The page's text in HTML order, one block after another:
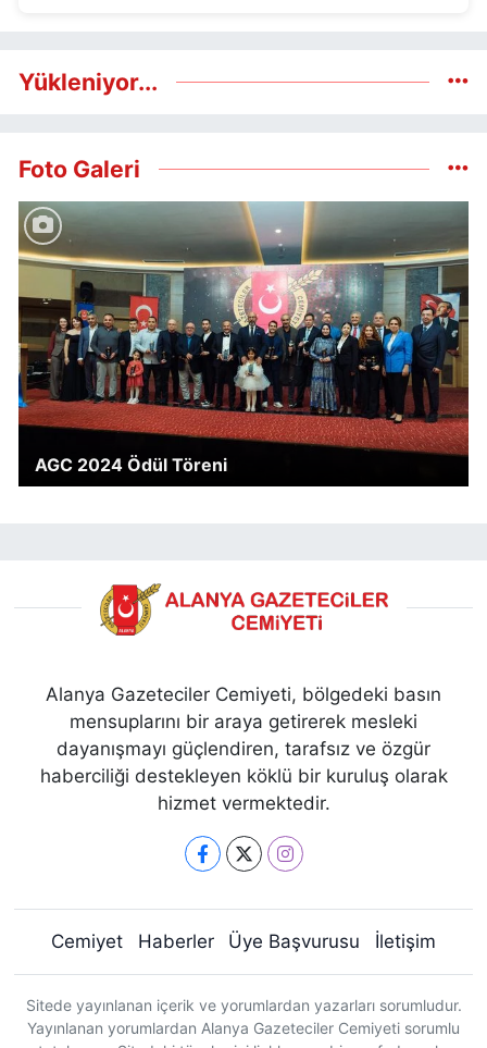
Yükleniyor...
Foto Galeri
AGC 2024 Ödül Töreni
Alanya Gazeteciler Cemiyeti, bölgedeki basın
mensuplarını bir araya getirerek mesleki
dayanışmayı güçlendiren, tarafsız ve özgür
haberciliği destekleyen köklü bir kuruluş olarak
hizmet vermektedir.
Cemiyet Haberler Üye Başvurusu İletişim
Sitede yayınlanan içerik ve yorumlardan yazarları sorumludur.
Yayınlanan yorumlardan Alanya Gazeteciler Cemiyeti sorumlu